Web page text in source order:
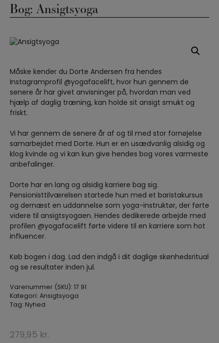
Bog: Ansigtsyoga
Måske kender du Dorte Andersen fra hendes
Instagramprofil @yogafacelift, hvor hun gennem de
senere år har givet anvisninger på, hvordan man ved
hjælp af daglig træning, kan holde sit ansigt smukt og
friskt.
Vi har gennem de senere år af og til med stor fornøjelse
samarbejdet med Dorte. Hun er en usædvanlig alsidig og
klog kvinde og vi kan kun give hendes bog vores varmeste
anbefalinger.
Dorte har en lang og alsidig karriere bag sig.
Pensionisttilværelsen startede hun med et baristakursus
og dernæst en uddannelse som yoga-instruktør, der førte
videre til ansigtsyogaen. Hendes dedikerede arbejde med
profilen @yogafacelift førte videre til en karriere som hot
influencer.
Køb bogen i dag. Lad den indgå i dit daglige skønhedsritual
og se resultater inden jul.
Varenummer (SKU):
17.91
Kategori: Ansigtsyoga
Tag: Nyhed
279,95 kr.